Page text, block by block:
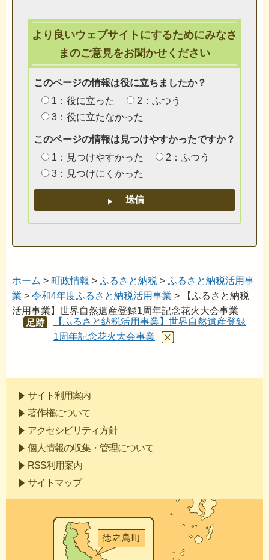
より良いウェブサイトにするためにみなさ
まのご意見をお聞かせください
このページの情報は役に立ちましたか？
1：役に立った
2：ふつう
3：役に立たなかった
このページの情報は見つけやすかったですか？
1：見つけやすかった
2：ふつう
3：見つけにくかった
ホーム > 町政情報 > ふるさと納税 > ふるさと納税活用事
業 > 令和4年度ふるさと納税活用事業 > 【ふるさと納税
活用事業】世界自然遺産登録1周年記念花火大会事業
あし
【ふるさと納税活用事業】世界自然遺産登録
1周年記念花火大会事業
サイト利用案内
著作権について
アクセシビリティ方針
個人情報の収集・管理について
RSS利用案内
サイトマップ